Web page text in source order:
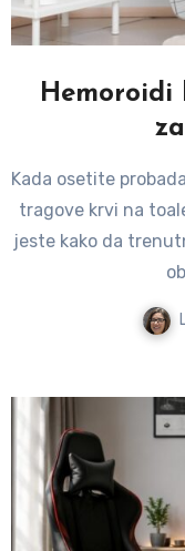
Hemoroidi
Kada osetite probadajući bol, nesnosan svrab ili primetite
tragove krvi na
jeste kako da